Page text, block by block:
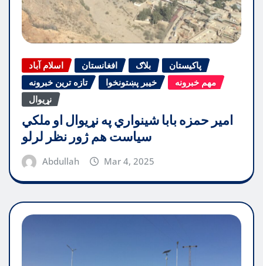
اسلام آباد افغانستان بلاګ
پاکیستان
تازه ترین خبرونه
خیبر پښتونخوا
مهم خبرونه
نړیوال
امیر حمزه بابا شینواري په نړیوال او ملکي
سیاست هم ژور نظر لرلو
Abdullah Mar 4, 2025